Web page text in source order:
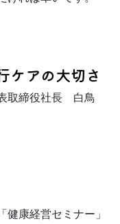
ケアの大切さ
取締役社長 白鳥
康経営セミナー」